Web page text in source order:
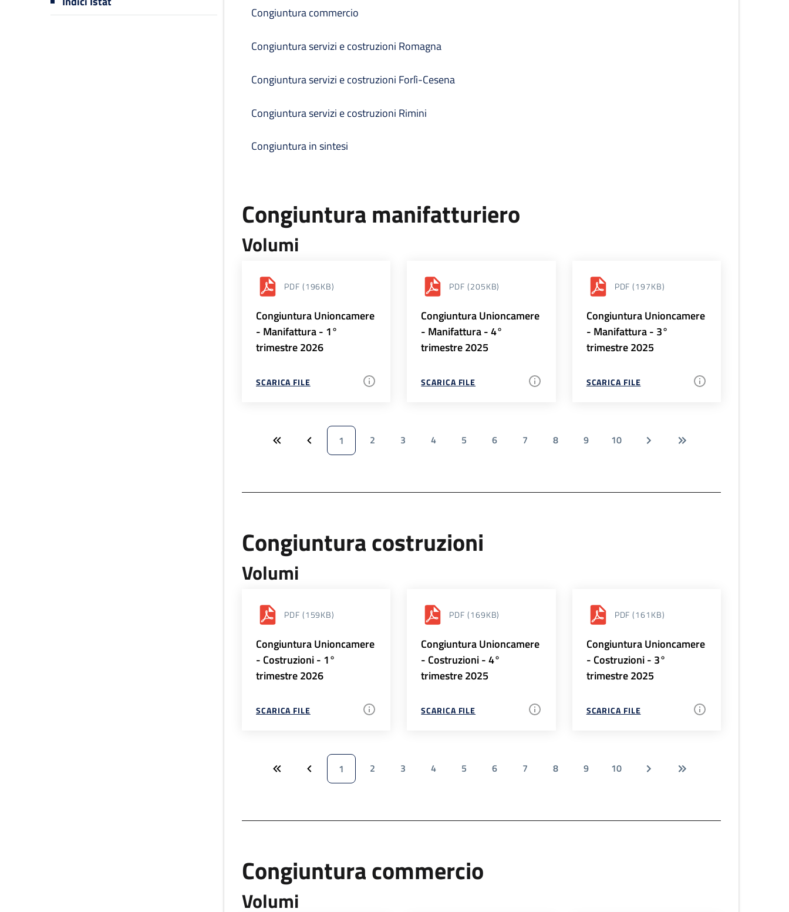
Congiuntura commercio
Congiuntura servizi e costruzioni Romagna
Congiuntura servizi e costruzioni Forlì-Cesena
Congiuntura servizi e costruzioni Rimini
Congiuntura in sintesi
Congiuntura manifatturiero
Volumi
PDF (196KB)
Congiuntura Unioncamere
- Manifattura - 1°
trimestre 2026
SCARICA FILE
PDF (205KB)
Congiuntura Unioncamere
- Manifattura - 4°
trimestre 2025
SCARICA FILE
PDF (197KB)
Congiuntura Unioncamere
- Manifattura - 3°
trimestre 2025
SCARICA FILE
1 2 3 4 5 6 7 8 9 10
Congiuntura costruzioni
Volumi
PDF (159KB)
Congiuntura Unioncamere
- Costruzioni - 1°
trimestre 2026
SCARICA FILE
PDF (169KB)
Congiuntura Unioncamere
- Costruzioni - 4°
trimestre 2025
SCARICA FILE
PDF (161KB)
Congiuntura Unioncamere
- Costruzioni - 3°
trimestre 2025
SCARICA FILE
1 2 3 4 5 6 7 8 9 10
Congiuntura commercio
Volumi